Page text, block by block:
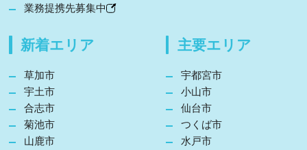
業務提携先募集中
新着エリア
草加市
宇土市
合志市
菊池市
山鹿市
主要エリア
宇都宮市
小山市
仙台市
つくば市
水戸市